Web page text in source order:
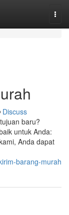
Discuss
baru?
untuk Anda:
Anda dapat
barang-murah